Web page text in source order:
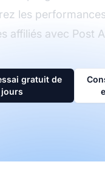
les
affiliés avec Post
gratuit de